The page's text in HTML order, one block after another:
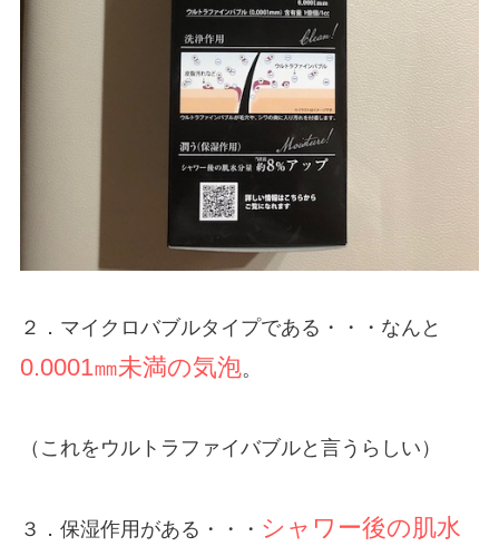
２．マイクロバブルタイプである・・・なんと
0.0001㎜未満の気泡。
（これをウルトラファイバブルと言うらしい）
３．保湿作用がある・・・ シャワー後の肌水